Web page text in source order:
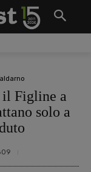
il Figline a
solo a